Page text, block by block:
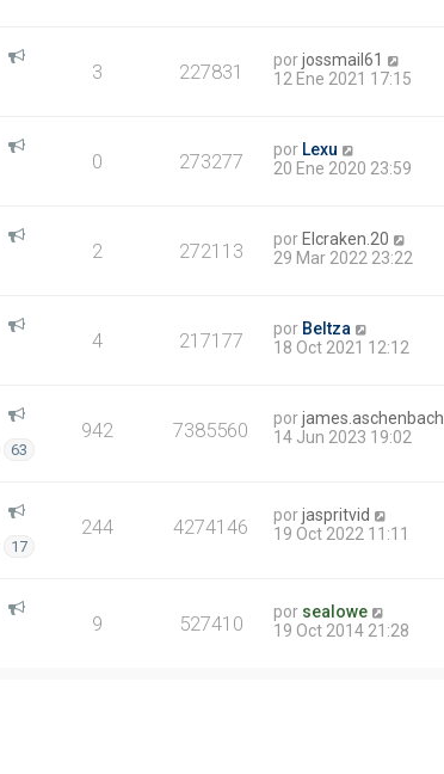
3 227831 porjossmail61
12 Ene 2021 17:15
0 273277 por Lexu
20 Ene 2020 23:59
2 272113 por Elcraken.20
29 Mar 2022 23:22
4 217177 por Beltza
18 Oct 2021 12:12
63
942 7385560 porjames.aschenbach
14 Jun 2023 19:02
17
244 4274146 porjaspritvid
19 Oct 2022 11:11
9 527410 por sealowe
19 Oct 2014 21:28